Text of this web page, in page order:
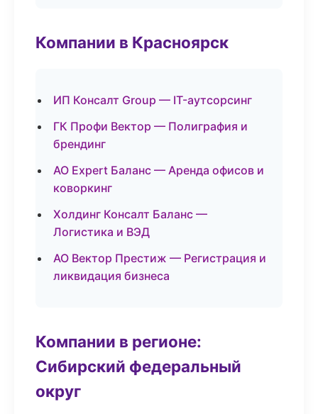
Компании в Красноярск
ИП Консалт Group — IT-аутсорсинг
ГК Профи Вектор — Полиграфия и
брендинг
АО Expert Баланс — Аренда офисов и
коворкинг
Холдинг Консалт Баланс —
Логистика и ВЭД
АО Вектор Престиж — Регистрация и
ликвидация бизнеса
Компании в регионе:
Сибирский федеральный
округ